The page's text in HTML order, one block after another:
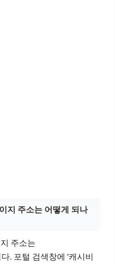
지 주소는 어떻게 되나
주소는
. 포털 검색창에 ‘캐시비